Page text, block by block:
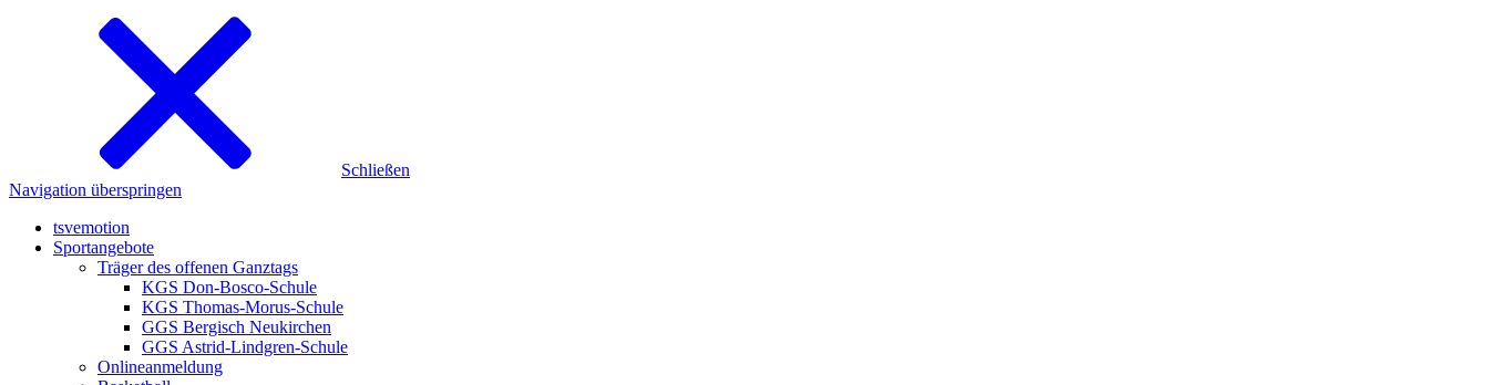
Schließen
Navigation überspringen
tsvemotion
Sportangebote
Träger des offenen Ganztags
KGS Don-Bosco-Schule
KGS Thomas-Morus-Schule
GGS Bergisch Neukirchen
GGS Astrid-Lindgren-Schule
Onlineanmeldung